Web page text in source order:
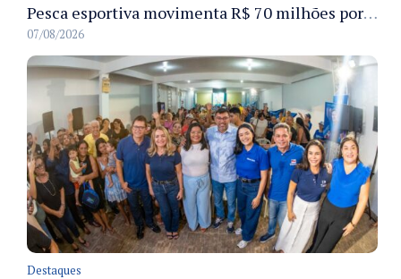
Pesca esportiva movimenta R$ 70 milhões por ano e ganha espaço na economia sustentável do Amazonas
07/08/2026
Destaques